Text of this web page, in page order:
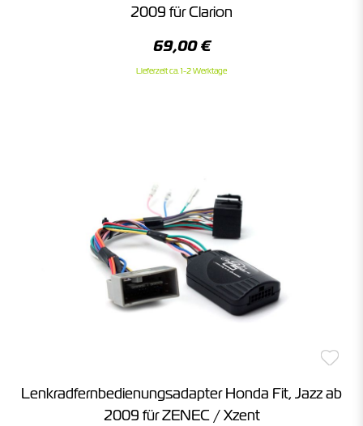
2009 für Clarion
69,00 €
Lieferzeit ca. 1-2 Werktage
Lenkradfernbedienungsadapter Honda Fit, Jazz ab
2009 für ZENEC / Xzent